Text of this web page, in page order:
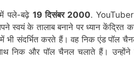
पले-बढ़े 19 दिसंबर 2000.
स्वयं के तालाब बनाने पर ध्यान केंद्रित
भी संदर्भित करते हैं। वह निक एंड पॉल
निक और पॉल चैनल चलाते हैं।